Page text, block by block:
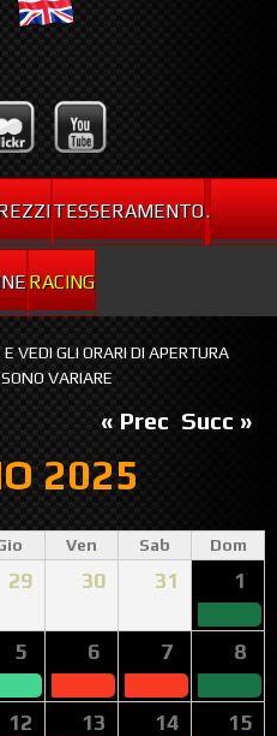
TESSERAMENTO.
RACING
VEDI GLI ORARI DI APERTURA
VARIARE
2025
« Prec Succ »
Ven Sab Dom
29 30 31 1
5 6 7 8
12 13 14 15